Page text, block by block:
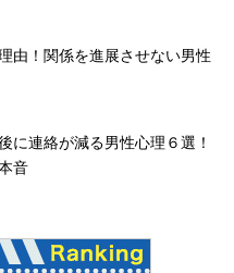
由！関係を進展させない男性
に連絡が減る男性心理６選！
音